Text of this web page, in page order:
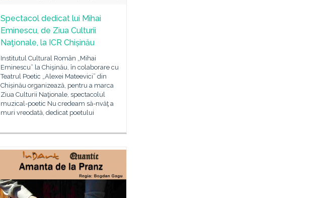
Spectacol dedicat lui Mihai
Eminescu, de Ziua Culturii
Naţionale, la ICR Chișinău
Institutul Cultural Român „Mihai
Eminescu” la Chişinău, în colaborare cu
Teatrul Poetic „Alexei Mateevici” din
Chișinău organizează, pentru a marca
Ziua Culturii Naţionale, spectacolul
muzical-poetic Nu credeam să-nvăţ a
muri vreodată, dedicat poetului